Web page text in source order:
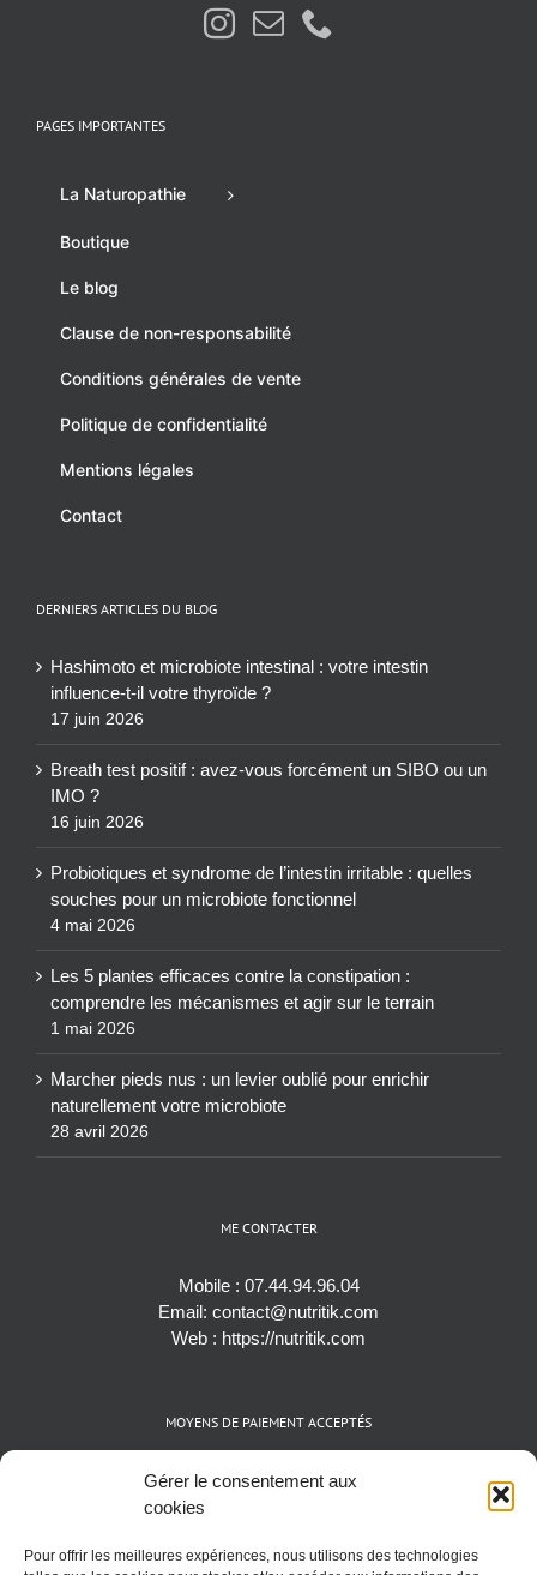
Gérer le consentement aux
cookies
Pour offrir les meilleures expériences, nous utilisons des technologies
PAGES IMPORTANTES
La Naturopathie
Boutique
Le blog
Clause de non-responsabilité
Conditions générales de vente
Politique de confidentialité
Mentions légales
Contact
DERNIERS ARTICLES DU BLOG
Hashimoto et microbiote intestinal : votre intestin
influence-t-il votre thyroïde ?
17 juin 2026
Breath test positif : avez-vous forcément un SIBO ou un
IMO ?
16 juin 2026
Probiotiques et syndrome de l’intestin irritable : quelles
souches pour un microbiote fonctionnel
4 mai 2026
Les 5 plantes efficaces contre la constipation :
comprendre les mécanismes et agir sur le terrain
1 mai 2026
Marcher pieds nus : un levier oublié pour enrichir
naturellement votre microbiote
28 avril 2026
ME CONTACTER
Mobile : 07.44.94.96.04
Email: contact@nutritik.com
Web : https://nutritik.com
MOYENS DE PAIEMENT ACCEPTÉS
Espèces (EUR)
Cartes bancaires (VISA, Mastercard et AMEX)
Cryptomonnaies (BTC)